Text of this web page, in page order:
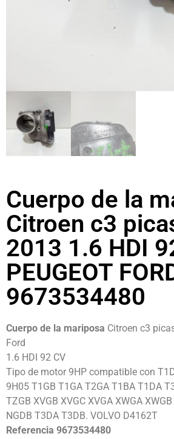
Cuerpo de la
Citroen c3
2013 1.6 HDI
PEUGEOT
9673534480
Cuerpo de la mariposa Citroen c3
Ford
1.6 HDI 92 CV
Tipo de motor 9HP compatible con
9H05 T1GB T1GA T2GA T1BA T1DA
TZGB XVGB XVGC XVGA XWGA
NGDB T3DA T3DB. VOLVO D4162T
Referencia 9673534480